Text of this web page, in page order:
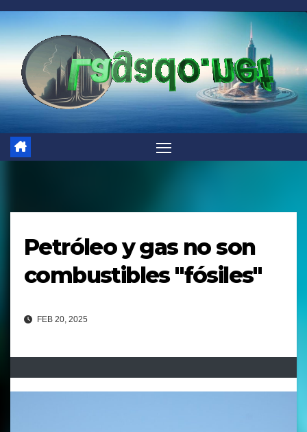
Saltar
al
contenido
Petróleo y gas no son
combustibles "fósiles"
FEB 20, 2025